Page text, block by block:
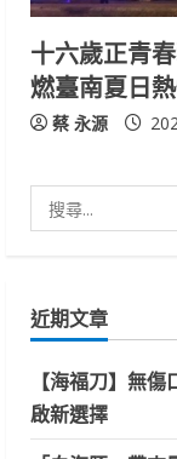
十六歲正青春
燃臺南夏日
蔡 永源
尋
字:
近期文章
【海福刀】無
啟新選擇